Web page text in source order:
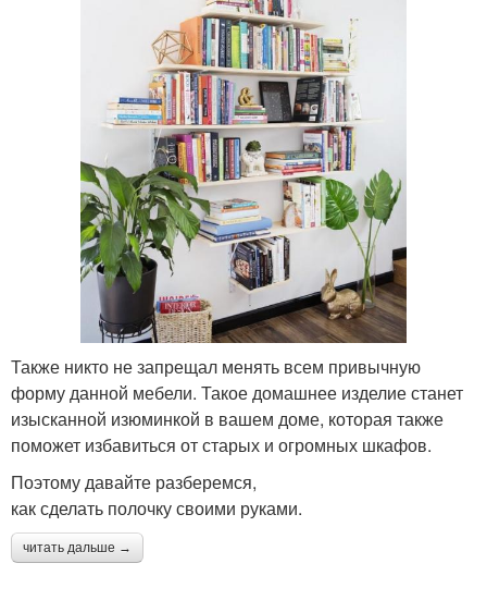
Также никто не запрещал менять всем привычную
форму данной мебели. Такое домашнее изделие станет
изысканной изюминкой в вашем доме, которая также
поможет избавиться от старых и огромных шкафов.
Поэтому давайте разберемся,
как сделать полочку своими руками.
читать дальше →